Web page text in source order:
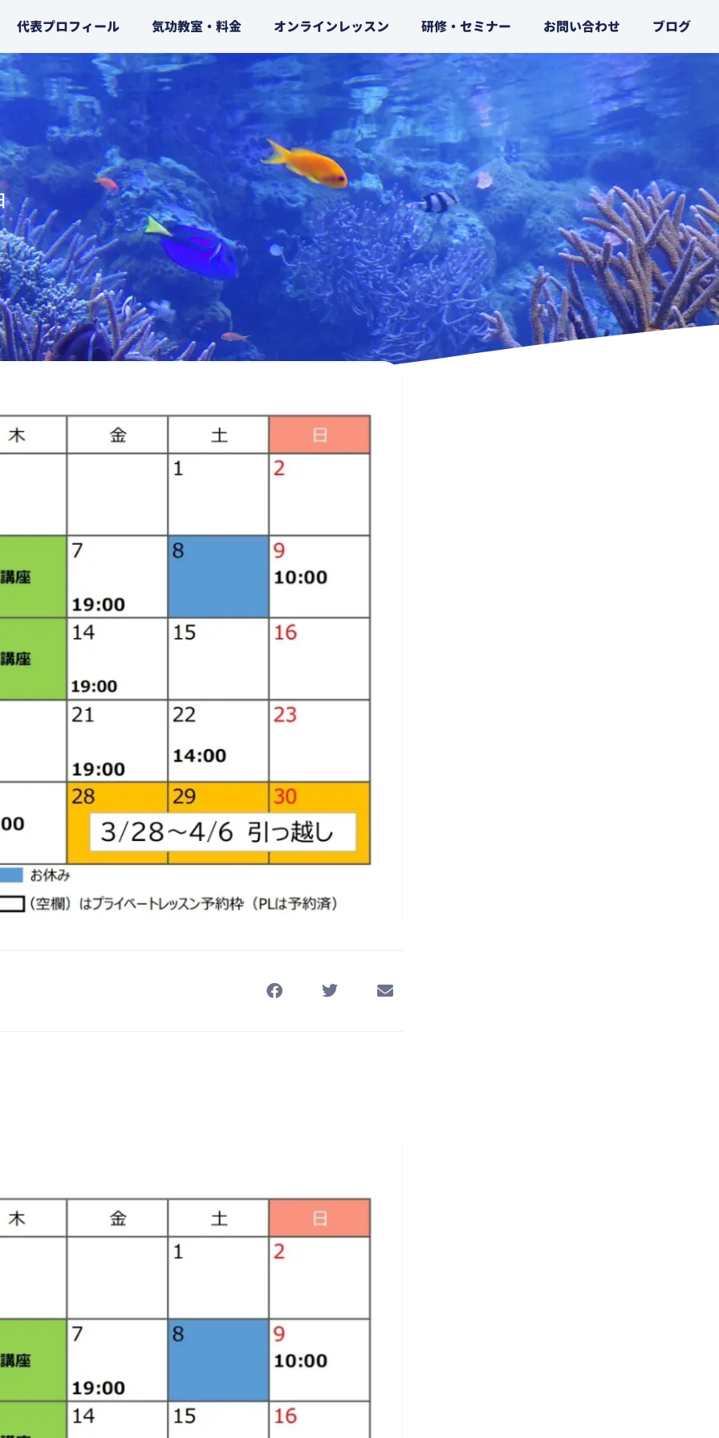
代表プロフィール 気功教室・料金 オンラインレッスン 研修・セミナー お問い合わせ ブログ